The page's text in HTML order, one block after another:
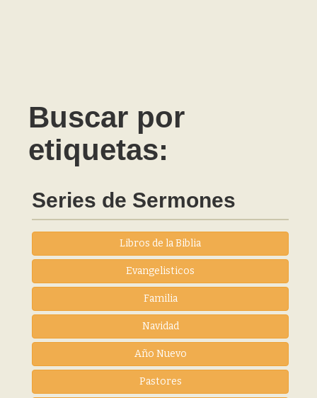
Buscar por
etiquetas:
Series de Sermones
Libros de la Biblia
Evangelisticos
Familia
Navidad
Año Nuevo
Pastores